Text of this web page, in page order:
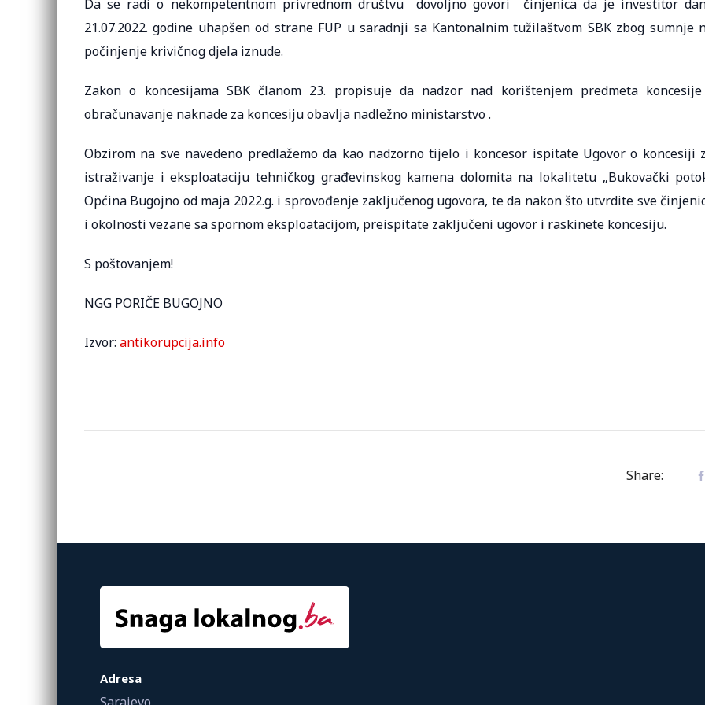
Da se radi o nekompetentnom privrednom društvu dovoljno govori činjenica da je investitor
21.07.2022. godine uhapšen od strane FUP u saradnji sa Kantonalnim tužilaštvom SBK zbog sumnje
počinjenje krivičnog djela iznude.
Zakon o koncesijama SBK članom 23. propisuje da nadzor nad korištenjem predmeta
obračunavanje naknade za koncesiju obavlja nadležno ministarstvo .
Obzirom na sve navedeno predlažemo da kao nadzorno tijelo i koncesor ispitate Ugovor o koncesiji
istraživanje i eksploataciju tehničkog građevinskog kamena dolomita na lokalitetu „Bukovački
Općina Bugojno od maja 2022.g. i sprovođenje zaključenog ugovora, te da nakon što utvrdite sve
i okolnosti vezane sa spornom eksploatacijom, preispitate zaključeni ugovor i raskinete koncesiju.
S poštovanjem!
NGG PORIČE BUGOJNO
Izvor: antikorupcija.info
Share:
Adresa